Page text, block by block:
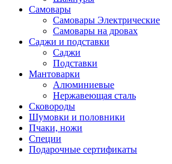
Самовары
Самовары Электрические
Самовары на дровах
Саджи и подставки
Саджи
Подставки
Мантоварки
Алюминиевые
Нержавеющая сталь
Сковороды
Шумовки и половники
Пчаки, ножи
Специи
Подарочные сертификаты